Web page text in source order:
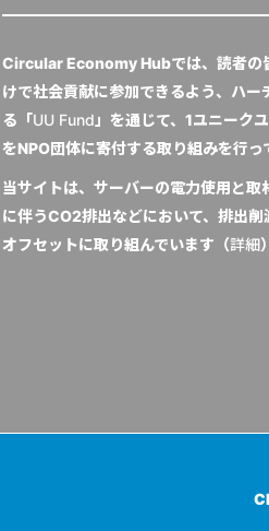
Circular Economy Hubでは、読者の
けで社会貢献に参加できるよう、ハー
る「UU Fund」を通じて、1ユニーク
をNPO団体に寄付する取り組みを行っ
当サイトは、サーバーの電力使用と取
に伴うCO2排出などにおいて、排出削
オフセットに取り組んでいます（詳細